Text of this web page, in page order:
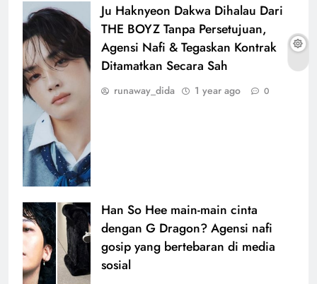
Ju Haknyeon Dakwa Dihalau Dari
THE BOYZ Tanpa Persetujuan,
Agensi Nafi & Tegaskan Kontrak
Ditamatkan Secara Sah
runaway_dida 1 year ago 0
Han So Hee main-main cinta
dengan G Dragon? Agensi nafi
gosip yang bertebaran di media
sosial